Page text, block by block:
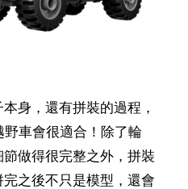
身，還有拼裝的過程，
野車會很適合！除了輪
做得很完整之外，拼裝
之後不只是模型，還會